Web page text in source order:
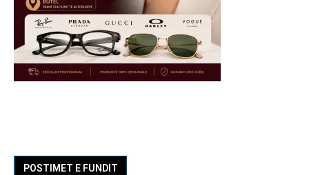
POSTIMET E FUNDIT